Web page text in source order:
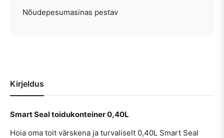
Nõudepesumasinas pestav
Kirjeldus
Smart Seal toidukonteiner 0,40L
Hoia oma toit värskena ja turvaliselt 0,40L Smart Seal